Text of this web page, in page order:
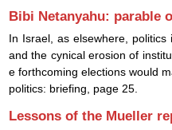
Bibi Netanyahu: parable
In Israel, as elsewhere,
and the cynical erosion of
e forthcoming elections would
politics: briefing, page 25.
Lessons of the Mueller